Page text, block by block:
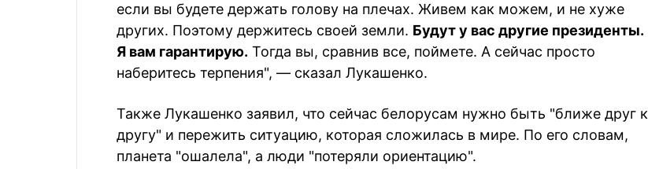
если вы будете держать голову на плечах. Живем как можем, и не хуже
других. Поэтому держитесь своей земли. Будут у вас другие президенты.
Я вам гарантирую. Тогда вы, сравнив все, поймете. А сейчас просто
наберитесь терпения", — сказал Лукашенко.
Также Лукашенко заявил, что сейчас белорусам нужно быть "ближе друг к
другу" и пережить ситуацию, которая сложилась в мире. По его словам,
планета "ошалела", а люди "потеряли ориентацию".